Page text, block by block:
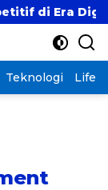
Teknologi